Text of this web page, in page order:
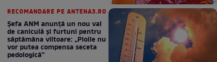
RECOMANDARE PE ANTENA3.RO
Șefa ANM anunță un nou val
de caniculă și furtuni pentru
săptămâna viitoare: „Ploile nu
vor putea compensa seceta
pedologică”